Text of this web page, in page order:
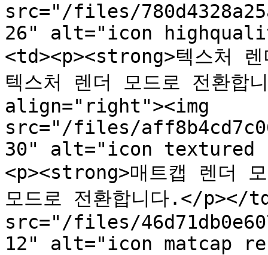
src="/files/
26" alt="icon
<td><p><strong>텍스처
텍스처 렌더 모드로 전환
align="right"><img
src="/files/
30" alt="icon textured
<p><strong>매트캡 렌더
모드로 전환합니다.</
src="/files/
12" alt="icon matcap